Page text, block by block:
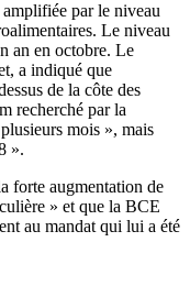
par le niveau
Le niveau
an en octobre. Le
a indiqué que
de la côte des
recherché par la
mois », mais
».
forte augmentation de
» et que la BCE
au mandat qui lui a été